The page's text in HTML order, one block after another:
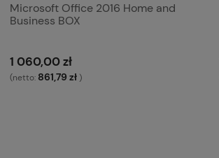
Microsoft Office 2016 Home and
Business BOX
1 060,00 zł
(netto: 861,79 zł )